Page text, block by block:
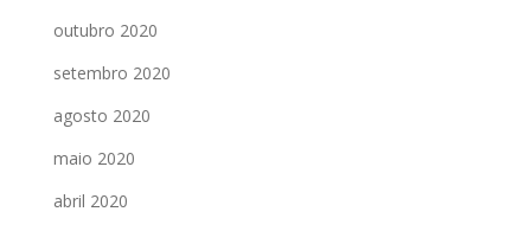
outubro 2020
setembro 2020
agosto 2020
maio 2020
abril 2020